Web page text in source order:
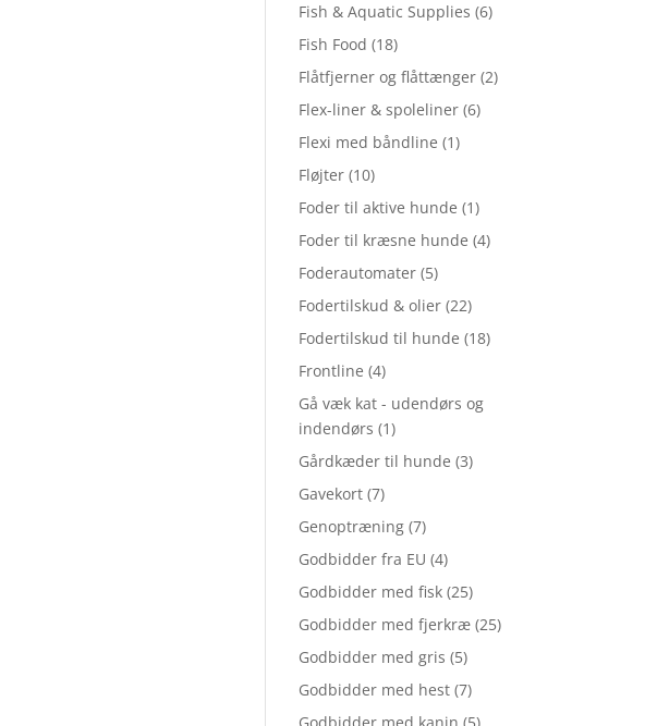
Fish & Aquatic Supplies (6)
Fish Food (18)
Flåtfjerner og flåttænger (2)
Flex-liner & spoleliner (6)
Flexi med båndline (1)
Fløjter (10)
Foder til aktive hunde (1)
Foder til kræsne hunde (4)
Foderautomater (5)
Fodertilskud & olier (22)
Fodertilskud til hunde (18)
Frontline (4)
Gå væk kat - udendørs og
indendørs (1)
Gårdkæder til hunde (3)
Gavekort (7)
Genoptræning (7)
Godbidder fra EU (4)
Godbidder med fisk (25)
Godbidder med fjerkræ (25)
Godbidder med gris (5)
Godbidder med hest (7)